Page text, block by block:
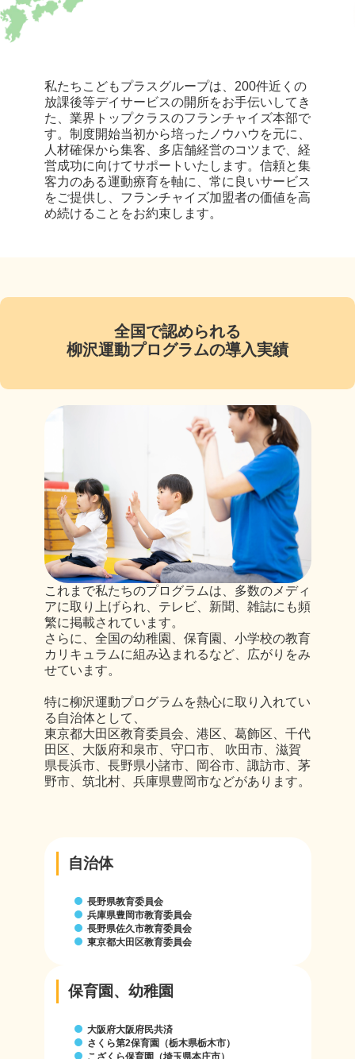
私たちこどもプラスグループは、200件近くの
放課後等デイサービスの開所をお手伝いしてき
た、業界トップクラスのフランチャイズ本部で
す。制度開始当初から培ったノウハウを元に、
人材確保から集客、多店舗経営のコツまで、経
営成功に向けてサポートいたします。信頼と集
客力のある運動療育を軸に、常に良いサービス
をご提供し、フランチャイズ加盟者の価値を高
め続けることをお約束します。
全国で認められる
柳沢運動プログラムの導入実績
これまで私たちのプログラムは、多数のメディ
アに取り上げられ、テレビ、新聞、雑誌にも頻
繁に掲載されています。
さらに、全国の幼稚園、保育園、小学校の教育
カリキュラムに組み込まれるなど、広がりをみ
せています。
特に柳沢運動プログラムを熱心に取り入れてい
る自治体として、
東京都大田区教育委員会、港区、葛飾区、千代
田区、大阪府和泉市、守口市、 吹田市、滋賀
県長浜市、長野県小諸市、岡谷市、諏訪市、茅
野市、筑北村、兵庫県豊岡市などがあります。
自治体
長野県教育委員会
兵庫県豊岡市教育委員会
長野県佐久市教育委員会
東京都大田区教育委員会
保育園、幼稚園
大阪府大阪府民共済
さくら第2保育園（栃木県栃木市）
こざくら保育園（埼玉県本庄市）